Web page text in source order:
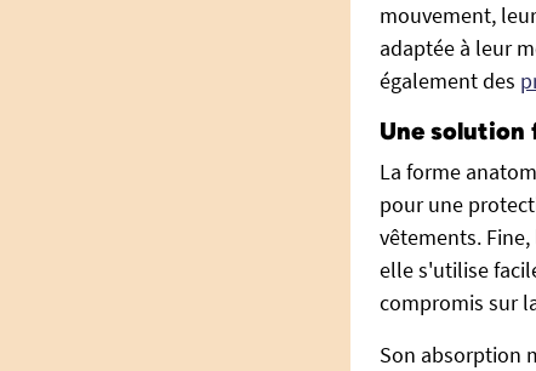
mouvement,
adaptée à leur
également des
Une solution
La forme
pour une
vêtements.
elle s'utilise
compromis sur
Son absorption